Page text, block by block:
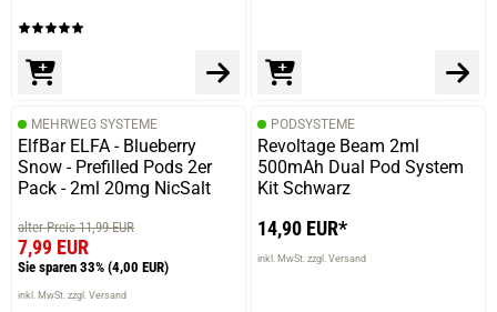
prev next
MEHRWEG SYSTEME
ElfBar ELFA - Blueberry
Snow - Prefilled Pods 2er
Pack - 2ml 20mg NicSalt
alter Preis 11,99 EUR
7,99 EUR
Sie sparen 33% (4,00 EUR)
inkl. MwSt. zzgl. Versand
PODSYSTEME
Revoltage Beam 2ml
500mAh Dual Pod System
Kit Schwarz
14,90 EUR*
inkl. MwSt. zzgl. Versand